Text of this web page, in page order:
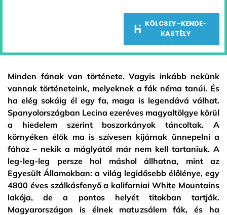
KÖLCSEY–KENDE-
KASTÉLY
Minden fának van története. Vagyis inkább nekünk
vannak történeteink, melyeknek a fák néma tanúi. És
ha elég sokáig él egy fa, maga is legendává válhat.
Spanyolországban Lecina ezeréves magyaltölgye körül
a hiedelem szerint boszorkányok táncoltak. A
környéken élők ma is szívesen kijárnak ünnepelni a
fához – nekik a máglyától már nem kell tartaniuk. A
leg-leg-leg persze hol máshol állhatna, mint az
Egyesült Államokban: a világ legidősebb élőlénye, egy
4800 éves szálkásfenyő a kaliforniai White Mountains
lakója, de a pontos helyét titokban tartják.
Magyarországon is élnek matuzsálem fák, és ha